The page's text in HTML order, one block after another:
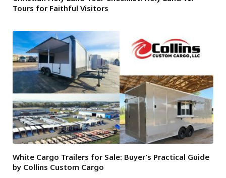
Tours for Faithful Visitors
White Cargo Trailers for Sale: Buyer’s Practical Guide
by Collins Custom Cargo